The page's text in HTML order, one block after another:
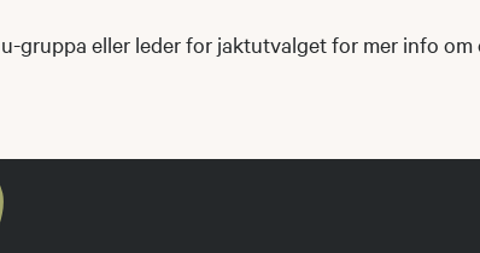
gruppa eller leder for jaktutvalget for mer info